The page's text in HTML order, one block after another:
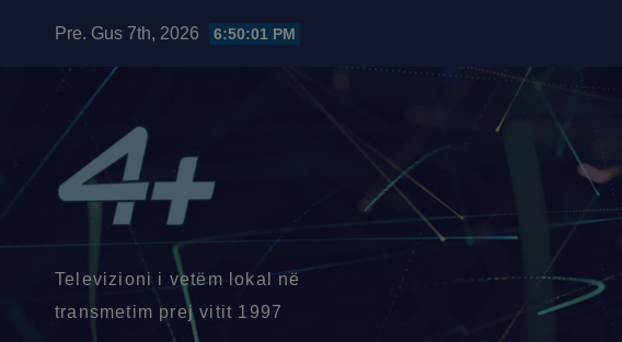
Pre. Gus 7th, 2026 6:50:02 PM
Televizioni i vetëm lokal në
transmetim prej vitit 1997